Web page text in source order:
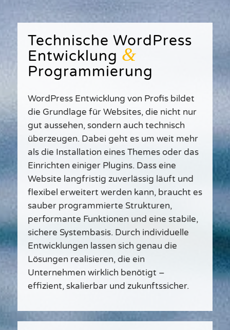
Technische WordPress
Entwicklung &
Programmierung
WordPress Entwicklung von Profis bildet
die Grundlage für Websites, die nicht nur
gut aussehen, sondern auch technisch
überzeugen. Dabei geht es um weit mehr
als die Installation eines Themes oder das
Einrichten einiger Plugins. Dass eine
Website langfristig zuverlässig läuft und
flexibel erweitert werden kann, braucht es
sauber programmierte Strukturen,
performante Funktionen und eine stabile,
sichere Systembasis. Durch individuelle
Entwicklungen lassen sich genau die
Lösungen realisieren, die ein
Unternehmen wirklich benötigt –
effizient, skalierbar und zukunftssicher.